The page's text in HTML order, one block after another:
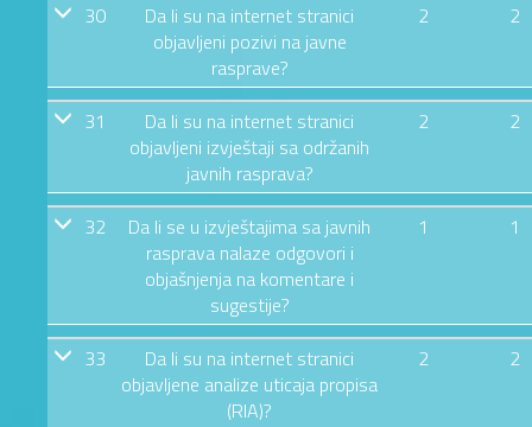
30
Da li su na internet stranici
objavljeni pozivi na javne
rasprave?
2 2
31
Da li su na internet stranici
objavljeni izvještaji sa održanih
javnih rasprava?
2 2
32
Da li se u izvještajima sa javnih
rasprava nalaze odgovori i
objašnjenja na komentare i
sugestije?
1 1
33
Da li su na internet stranici
objavljene analize uticaja propisa
(RIA)?
2 2